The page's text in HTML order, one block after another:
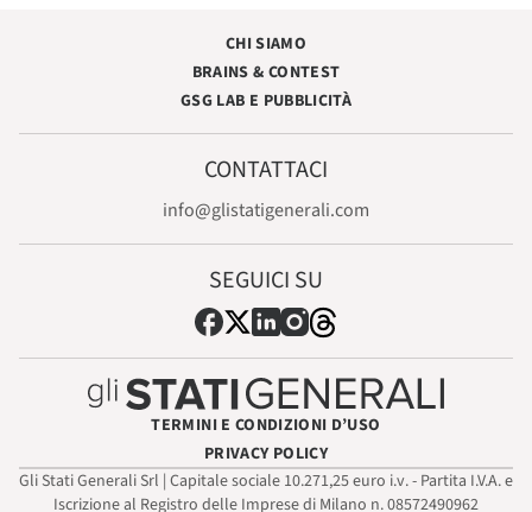
CHI SIAMO
BRAINS & CONTEST
GSG LAB E PUBBLICITÀ
CONTATTACI
info@glistatigenerali.com
SEGUICI SU
TERMINI E CONDIZIONI D’USO
PRIVACY POLICY
Gli Stati Generali Srl | Capitale sociale 10.271,25 euro i.v. - Partita I.V.A. e
Iscrizione al Registro delle Imprese di Milano n. 08572490962